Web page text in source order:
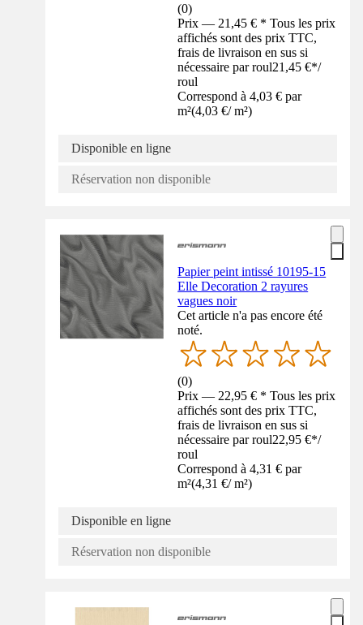
(0)
Prix — 21,45 € * Tous les prix
affichés sont des prix TTC,
frais de livraison en sus si
nécessaire par roul21,45 €*/
roul
Correspond à 4,03 € par
m²(4,03 €/ m²)
Disponible en ligne
Réservation non disponible
Papier peint intissé 10195-15
Elle Decoration 2 rayures
vagues noir
Cet article n'a pas encore été
noté.
(0)
Prix — 22,95 € * Tous les prix
affichés sont des prix TTC,
frais de livraison en sus si
nécessaire par roul22,95 €*/
roul
Correspond à 4,31 € par
m²(4,31 €/ m²)
Disponible en ligne
Réservation non disponible